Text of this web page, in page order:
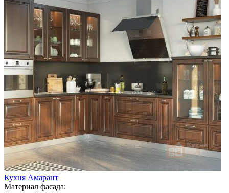
Кухня Амарант
Материал фасада: